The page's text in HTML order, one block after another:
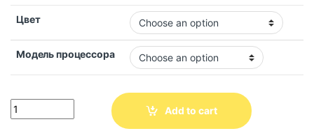
Цвет
Модель процессора
Add to cart